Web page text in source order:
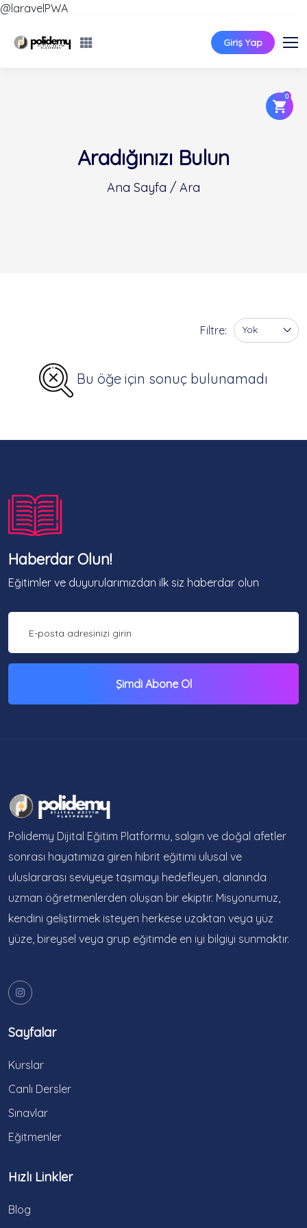
@laravelPWA
Giriş Yap
0
Aradığınızı Bulun
Ana Sayfa / Ara
Filtre: Yok
Bu öğe için sonuç bulunamadı
Haberdar Olun!
Eğitimler ve duyurularımızdan ilk siz haberdar olun
Şimdi Abone Ol
Polidemy Dijital Eğitim Platformu, salgın ve doğal afetler
sonrası hayatımıza giren hibrit eğitimi ulusal ve
uluslararası seviyeye taşımayı hedefleyen, alanında
uzman öğretmenlerden oluşan bir ekiptir. Misyonumuz,
kendini geliştirmek isteyen herkese uzaktan veya yüz
yüze, bireysel veya grup eğitimde en iyi bilgiyi sunmaktır.
Sayfalar
Kurslar
Canlı Dersler
Sınavlar
Eğitmenler
Hızlı Linkler
Blog